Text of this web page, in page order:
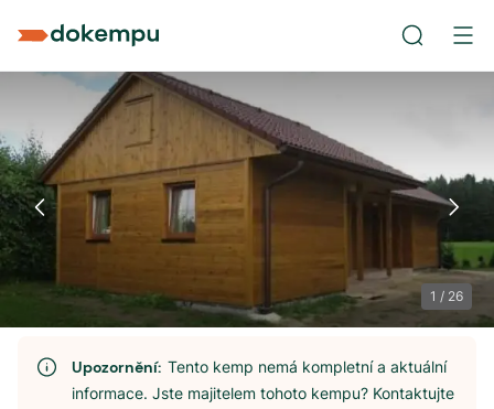
1 / 26
Upozornění:Tento kemp nemá kompletní a aktuální
informace. Jste majitelem tohoto kempu? Kontaktujte